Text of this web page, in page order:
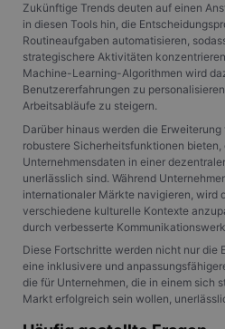
Zukünftige Trends deuten auf einen
in diesen Tools hin, die
Routineaufgaben automatisieren,
strategischere Aktivitäten
Machine-Learning-Algorithmen wird
Benutzererfahrungen zu
Arbeitsabläufe zu steigern.
Darüber hinaus werden die
robustere Sicherheitsfunktionen
Unternehmensdaten in einer
unerlässlich sind. Während
internationaler Märkte navigieren, wird
verschiedene kulturelle Kontexte
durch verbesserte
Diese Fortschritte werden nicht nur die
eine inklusivere und
die für Unternehmen, die in einem sich
Markt erfolgreich sein wollen,
CookieScriptConsent
Name
Anbieter
/
Domäne
_ga
Google
Name
Anbieter /
Domäne
Name
Anbieter
Domäne
_tt_enable_cookie .gangl.de
_ttp